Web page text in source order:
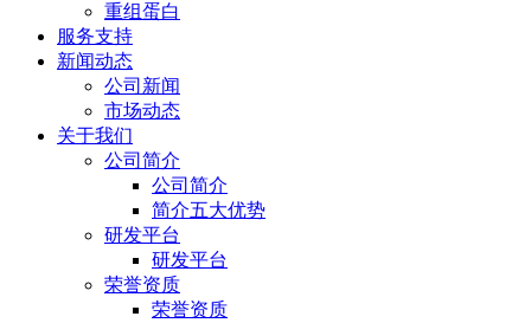
重组蛋白
服务支持
新闻动态
公司新闻
市场动态
关于我们
公司简介
公司简介
简介五大优势
研发平台
研发平台
荣誉资质
荣誉资质